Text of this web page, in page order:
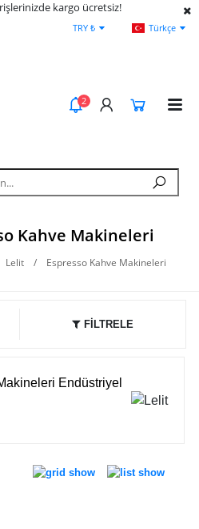
kargo ücretsiz!
Ödeme Bildirimi
TRY ₺ Türkçe
2
Kahve Makineleri
Lelit / Espresso Kahve Makineleri
FİLTRELE
Endüstriyel